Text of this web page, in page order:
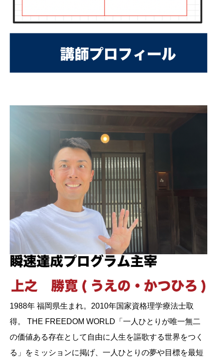
1988年 福岡県生まれ。2010年国家資格理学療法士取
得。 THE FREEDOM WORLD「一人ひとりが唯一無二
の価値ある存在として自由に人生を謳歌する世界をつく
る」をミッションに掲げ、一人ひとりの夢や目標を最短